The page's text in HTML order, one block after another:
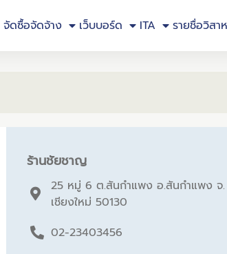
จัดซื้อจัดจ้าง เว็บบอร์ด ITA รายชื่อวิส
ร้านชัยชาญ
25 หมู่ 6 ต.สันกำแพง อ.สันกำแพง จ.
เชียงใหม่ 50130
02-23403456